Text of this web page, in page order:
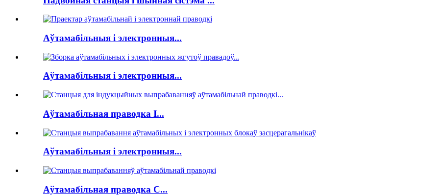
Аўтамабільныя і электронныя...
Аўтамабільныя і электронныя...
Аўтамабільная праводка I...
Аўтамабільныя і электронныя...
Аўтамабільная праводка C...